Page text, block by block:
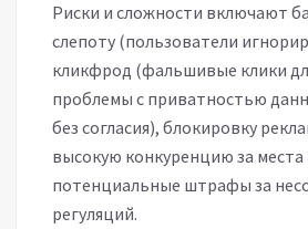
Риски и сложности включают
слепоту (пользователи
кликфрод (фальшивые клики
проблемы с приватностью
без согласия), блокировку
высокую конкуренцию за места
потенциальные штрафы за
регуляций.